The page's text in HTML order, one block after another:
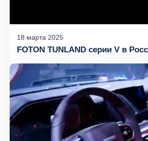
18 марта 2025
FOTON TUNLAND серии V в